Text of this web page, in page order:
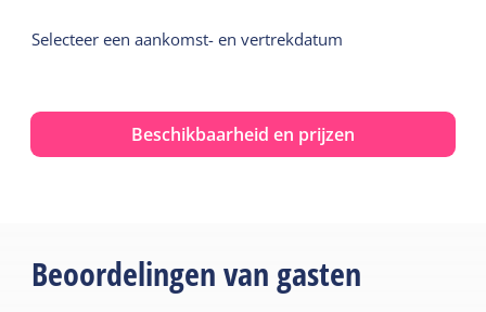
Selecteer een aankomst- en vertrekdatum
Beschikbaarheid en prijzen
Beoordelingen van gasten